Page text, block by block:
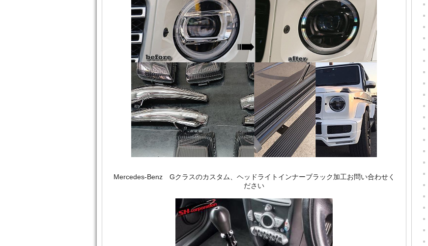
Mercedes‐Benz Gクラスのカスタム、ヘッドライトインナーブラック加工お問い合わせく
ださい